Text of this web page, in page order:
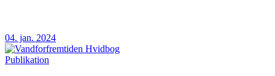
04. jan. 2024
Publikation